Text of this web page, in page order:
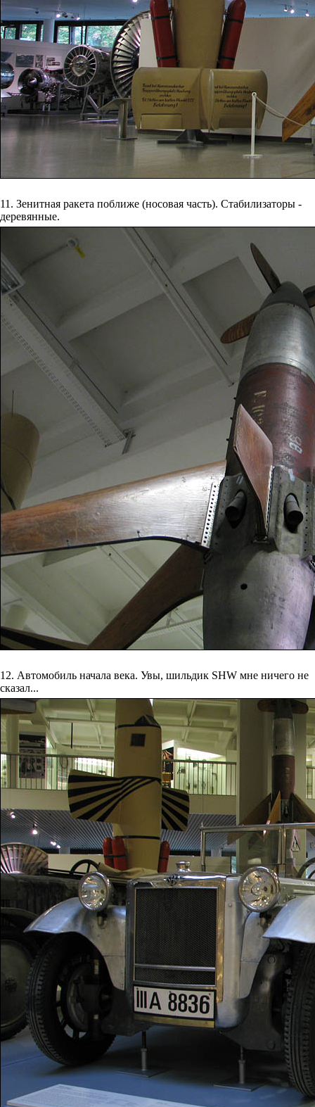
11. Зенитная ракета поближе (носовая часть). Стабилизаторы -
деревянные.
12. Автомобиль начала века. Увы, шильдик SHW мне ничего не
сказал...